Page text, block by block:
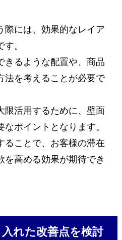
際には、効果的なレイア
。
きるような配置や、商品
法を考えることが必要で
限活用するために、壁面
ポイントとなります。
ることで、お客様の滞在
を高める効果が期待でき
れた改善点を検討